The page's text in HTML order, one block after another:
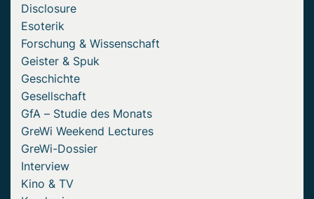
Disclosure
Esoterik
Forschung & Wissenschaft
Geister & Spuk
Geschichte
Gesellschaft
GfA – Studie des Monats
GreWi Weekend Lectures
GreWi-Dossier
Interview
Kino & TV